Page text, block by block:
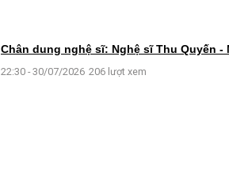
Chân dung nghệ sĩ: Nghệ sĩ Thu Quyến
22:30 - 30/07/2026 206 lượt xem